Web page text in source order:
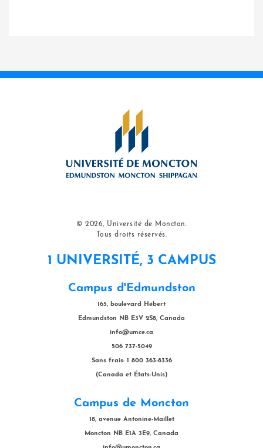
© 2026, Université de Moncton.
Tous droits réservés.
1 UNIVERSITÉ, 3 CAMPUS
Campus d'Edmundston
165, boulevard Hébert
Edmundston NB E3V 2S8, Canada
info@umce.ca
506 737-5049
Sans frais: 1 800 363-8336
(Canada et États-Unis)
Campus de Moncton
18, avenue Antonine-Maillet
Moncton NB E1A 3E9, Canada